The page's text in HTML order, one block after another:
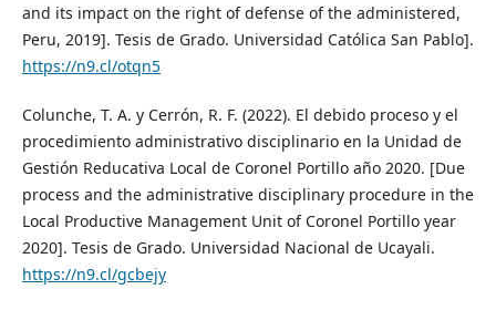
and its impact on the right of defense of the administered,
Peru, 2019]. Tesis de Grado. Universidad Católica San Pablo].
https://n9.cl/otqn5
Colunche, T. A. y Cerrón, R. F. (2022). El debido proceso y el
procedimiento administrativo disciplinario en la Unidad de
Gestión Reducativa Local de Coronel Portillo año 2020. [Due
process and the administrative disciplinary procedure in the
Local Productive Management Unit of Coronel Portillo year
2020]. Tesis de Grado. Universidad Nacional de Ucayali.
https://n9.cl/gcbejy